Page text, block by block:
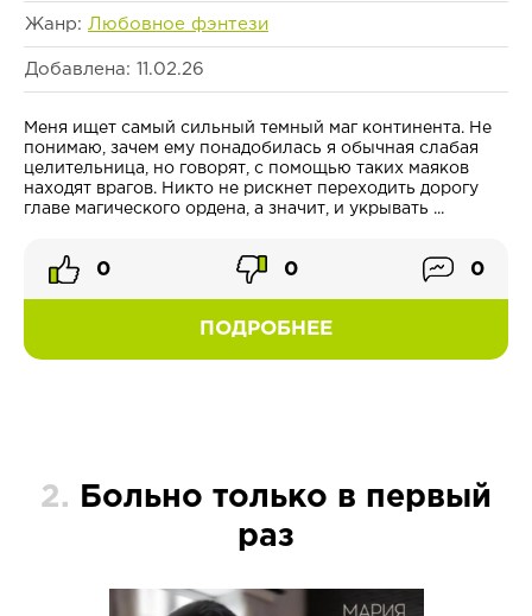
Жанр: Любовное фэнтези
Добавлена: 11.02.26
Меня ищет самый сильный темный маг континента. Не
понимаю, зачем ему понадобилась я обычная слабая
целительница, но говорят, с помощью таких маяков
находят врагов. Никто не рискнет переходить дорогу
главе магического ордена, а значит, и укрывать ...
ПОДРОБНЕЕ
0 0 0
2.
Больно только в первый
раз